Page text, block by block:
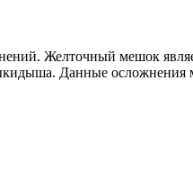
Желточный мешок
Данные осложнения